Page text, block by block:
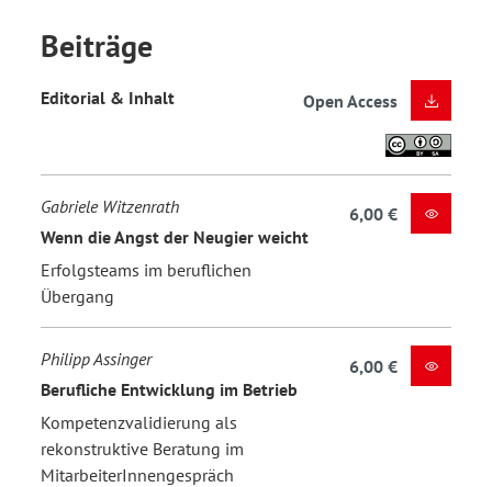
Beiträge
Editorial & Inhalt Open Access
Gabriele Witzenrath
Wenn die Angst der Neugier weicht
Erfolgsteams im beruflichen
Übergang
6,00 €
Philipp Assinger
Berufliche Entwicklung im Betrieb
Kompetenzvalidierung als
rekonstruktive Beratung im
MitarbeiterInnengespräch
6,00 €